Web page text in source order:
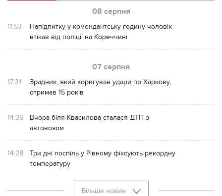
08 серпня
11:53
Напідпитку у комендантську годину чоловік
втікав від поліції на Кореччині
07 серпня
17:31
Зрадник, який коригував удари по Харкову,
отримав 15 років
14:36
Вчора біля Квасилова сталася ДТП з
автовозом
14:28
Три дні поспіль у Рівному фіксують рекордну
температуру
Більше новин